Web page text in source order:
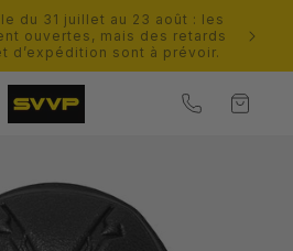
du 31 juillet au 23 août : les
ouvertes, mais des retards
d’expédition sont à prévoir.
Contact Panier